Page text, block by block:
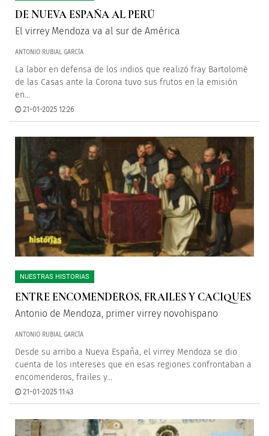
DE NUEVA ESPAÑA AL PERÚ
El virrey Mendoza va al sur de América
ANTONIO RUBIAL GARCÍA
La labor en defensa de los indios que realizó fray Bartolomé
de las Casas ante la Corona tuvo sus frutos en la emisión
en...
21-01-2025 12:26
NUESTRAS HISTORIAS
ENTRE ENCOMENDEROS, FRAILES Y CACIQUES
Antonio de Mendoza, primer virrey novohispano
ANTONIO RUBIAL GARCÍA
Desde su arribo a Nueva España, el virrey Mendoza se dio
cuenta de los intereses que en esas regiones confrontaban a
encomenderos, frailes y...
21-01-2025 11:43